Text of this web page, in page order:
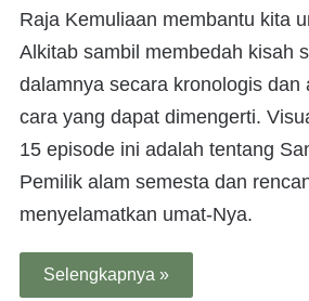
Raja Kemuliaan membantu kita
Alkitab sambil membedah kisah
dalamnya secara kronologis dan
cara yang dapat dimengerti.
15 episode ini adalah tentang
Pemilik alam semesta dan
menyelamatkan umat-Nya.
Selengkapnya »